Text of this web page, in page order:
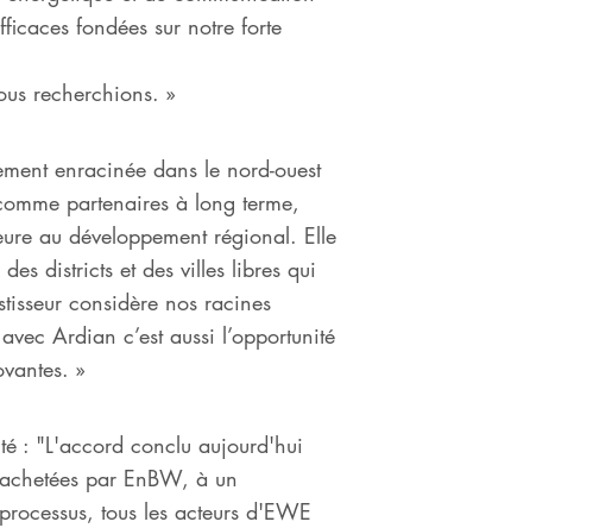
fondées sur notre forte
recherchions. »
enracinée dans le nord-ouest
partenaires à long terme,
au développement régional. Elle
districts et des villes libres qui
considère nos racines
Ardian c’est aussi l’opportunité
»
: "L'accord conclu aujourd'hui
par EnBW, à un
tous les acteurs d'EWE